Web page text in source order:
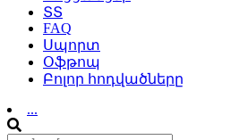
ՏՏ
FAQ
Սպորտ
Օֆթոպ
Բոլոր հոդվածները
...